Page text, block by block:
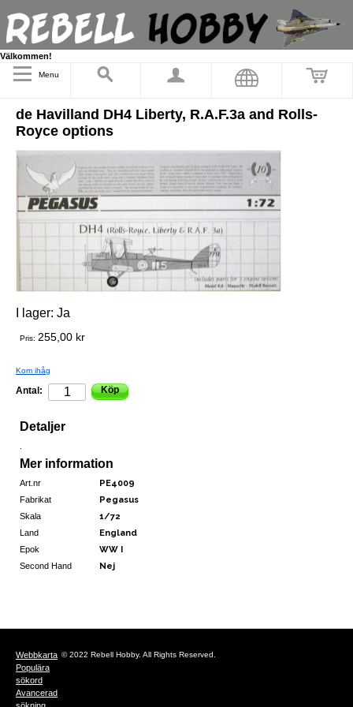
Välkommen!
Menu
de Havilland DH4 Liberty, R.A.F.3a and Rolls-
Royce options
I lager: Ja
Pris: 255,00 kr
Kom ihåg
Antal: Köp
Detaljer
Mer information
Art.nr PE4009
Fabrikat Pegasus
Skala 1/72
Land England
Epok WW I
Second Hand Nej
Webbkarta
Populära
sökord
Avancerad
© 2022 Rebell Hobby. All Rights Reserved.